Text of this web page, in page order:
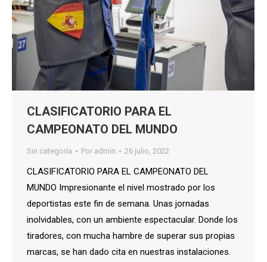
CLASIFICATORIO PARA EL
CAMPEONATO DEL MUNDO
Sin categoría Por admin 26 julio, 2022
CLASIFICATORIO PARA EL CAMPEONATO DEL
MUNDO Impresionante el nivel mostrado por los
deportistas este fin de semana. Unas jornadas
inolvidables, con un ambiente espectacular. Donde los
tiradores, con mucha hambre de superar sus propias
marcas, se han dado cita en nuestras instalaciones.